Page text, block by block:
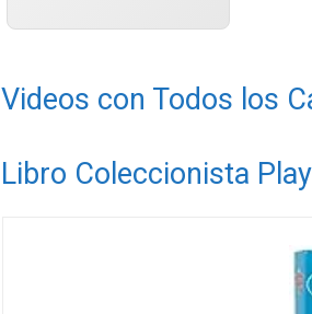
Videos con Todos los
Libro Coleccionista